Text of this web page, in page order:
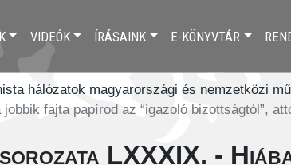
VIDEÓK ÍRÁSAINK E-KÖNYVTÁR
hálózatok magyarországi és nemzetközi
fajta papírod az “igazoló bizottságtól”,
LXXXIX. -